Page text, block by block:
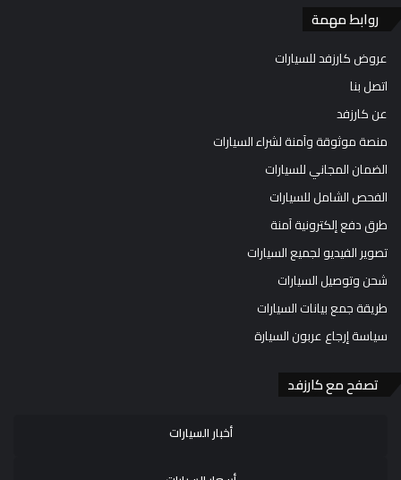
روابط مهمة
عروض كارزفد للسيارات
اتصل بنا
عن كارزفد
منصة موثوقة وآمنة لشراء السيارات
الضمان المجاني للسيارات
الفحص الشامل للسيارات
طرق دفع إلكترونية آمنة
تصوير الفيديو لجميع السيارات
شحن وتوصيل السيارات
طريقة جمع بيانات السيارات
سياسة إرجاع عربون السيارة
تصفح مع كارزفد
أخبار السيارات